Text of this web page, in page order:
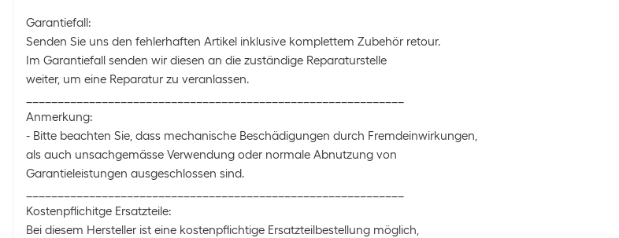
Garantiefall:
Senden Sie uns den fehlerhaften Artikel inklusive komplettem Zubehör retour.
Im Garantiefall senden wir diesen an die zuständige Reparaturstelle
weiter, um eine Reparatur zu veranlassen.
Anmerkung:
- Bitte beachten Sie, dass mechanische Beschädigungen durch Fremdeinwirkungen,
als auch unsachgemässe Verwendung oder normale Abnutzung von
Garantieleistungen ausgeschlossen sind.
Kostenpflichitge Ersatzteile:
Bei diesem Hersteller ist eine kostenpflichtige Ersatzteilbestellung möglich,